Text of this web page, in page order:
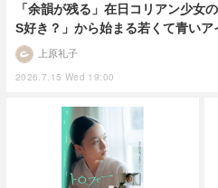
「余韻が残る」在日コリアン少
S好き？」から始まる若くて青い
2026.7.15 Wed 19:00
上原礼子